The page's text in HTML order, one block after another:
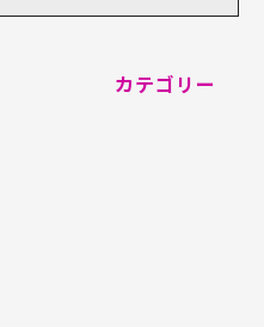
カテゴリー